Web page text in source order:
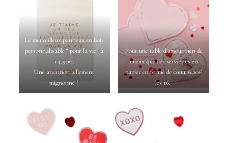
Le merveilleux panneau en bois
personnalisable “ pour la vie” à
14,90€.
Une attention tellement
mignonne !
Pour une table d’amour rien de
mieux que des serviettes en
papier en forme de cœur 6,20€
les 16.